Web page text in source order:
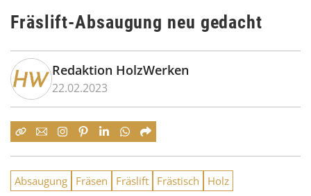
Fräslift-Absaugung neu gedacht
Redaktion HolzWerken
22.02.2023
Absaugung Fräsen Fräslift Frästisch Holz